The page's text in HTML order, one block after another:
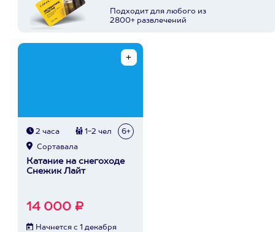
Подходит для любого из
2800+ развлечений
2 часа 1-2 чел 6+
Сортавала
Катание на снегоходе
Снежик Лайт
14 000 ₽
Начнется с 1 декабря